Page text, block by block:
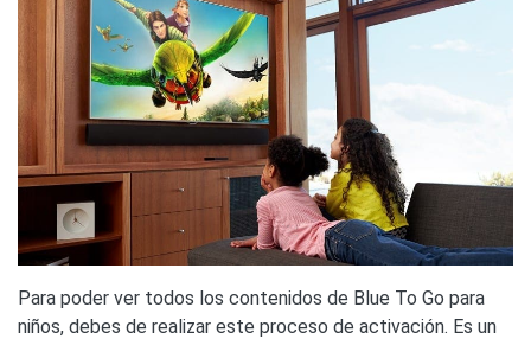
Para poder ver todos los contenidos de Blue To Go para
niños, debes de realizar este proceso de activación. Es un